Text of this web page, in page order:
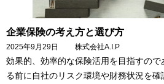
企業保険の考え方と選び方
2025年9月29日 株式会社A.I.P
効果的、効率的な保険活用を目指すの
る前に自社のリスク環境や財務状況を